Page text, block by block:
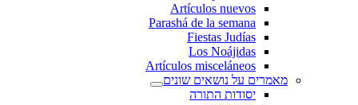
Artículos nuevos
Parashá de la semana
Fiestas Judías
Los Noájidas
Artículos misceláneos
מאמרים על נושאים שונים
יסודות התורה